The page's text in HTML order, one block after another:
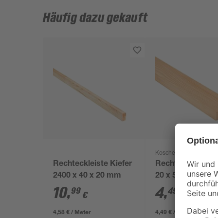
Häufig dazu gekauft
Rechteckleiste Kiefer
2400 x 40 x 20 mm
10,99 €
4,58 € / Meter
Kosche
Rechteckleiste
20 x 50 mm
4,49
4,49 € / Meter